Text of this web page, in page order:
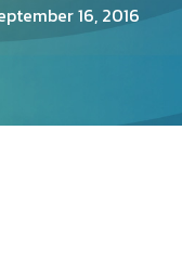
16, 2016